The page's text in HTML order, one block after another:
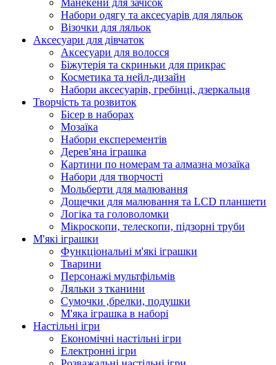
Манекени для зачісок
Набори одягу та аксесуарів для ляльок
Візочки для ляльок
Аксесуари для дівчаток
Аксесуари для волосся
Біжутерія та скриньки для прикрас
Косметика та нейл-дизайн
Набори аксесуарів, гребінці, дзеркальця
Творчість та розвиток
Бісер в наборах
Мозаїка
Набори експерементів
Дерев'яна іграшка
Картини по номерам та алмазна мозаїка
Набори для творчості
Мольберти для малювання
Дощечки для малювання та LCD планшети
Логіка та головоломки
Мікроскопи, телескопи, підзорні труби
М'які іграшки
Функціональні м'які іграшки
Тварини
Персонажі мультфільмів
Ляльки з тканини
Сумочки ,брелки, подушки
М'яка іграшка в наборі
Настільні ігри
Економічні настільні ігри
Електронні ігри